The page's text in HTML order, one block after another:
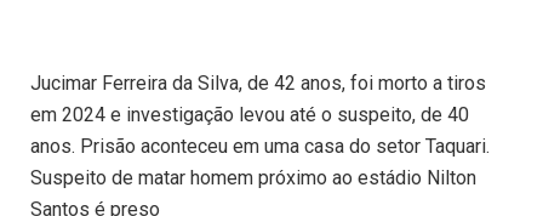
Jucimar Ferreira da Silva, de 42 anos, foi morto a tiros
em 2024 e investigação levou até o suspeito, de 40
anos. Prisão aconteceu em uma casa do setor Taquari.
Suspeito de matar homem próximo ao estádio Nilton
Santos é preso